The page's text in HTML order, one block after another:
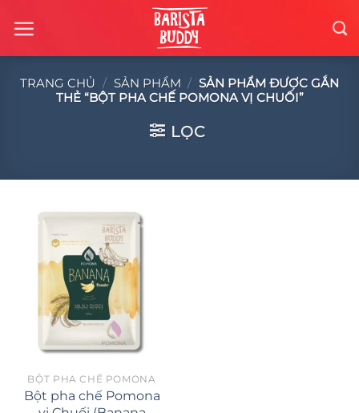
đến
nội
dungTRANG CHỦ / SẢN PHẨM / SẢN PHẨM ĐƯỢC GẮN
THẺ “BỘT PHA CHẾ POMONA VỊ CHUỐI”
LỌC
BỘT PHA CHẾ POMONA
Bột pha chế Pomona